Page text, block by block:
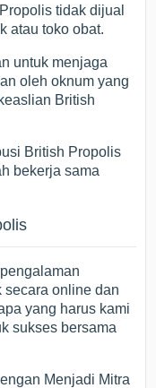
tidak dijual
atau toko obat.
untuk menjaga
oleh oknum yang
British
British Propolis
bekerja sama
secara online dan
yang harus kami
sukses bersama
Menjadi Mitra